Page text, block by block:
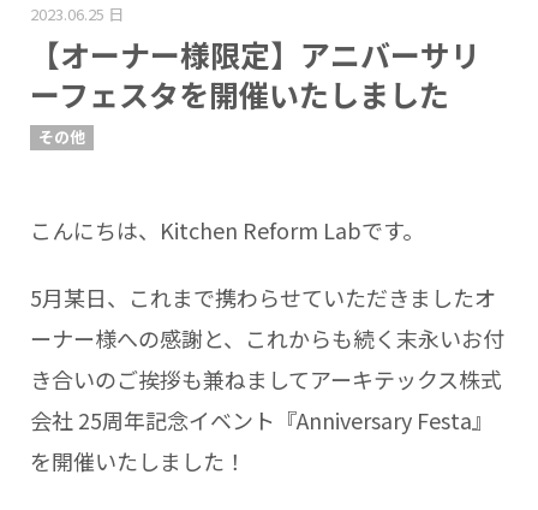
2023.06.25 日
【オーナー様限定】アニバーサリ
ーフェスタを開催いたしました
その他
こんにちは、Kitchen Reform Labです。
5月某日、これまで携わらせていただきましたオ
ーナー様への感謝と、これからも続く末永いお付
き合いのご挨拶も兼ねましてアーキテックス株式
会社 25周年記念イベント『Anniversary Festa』
を開催いたしました！